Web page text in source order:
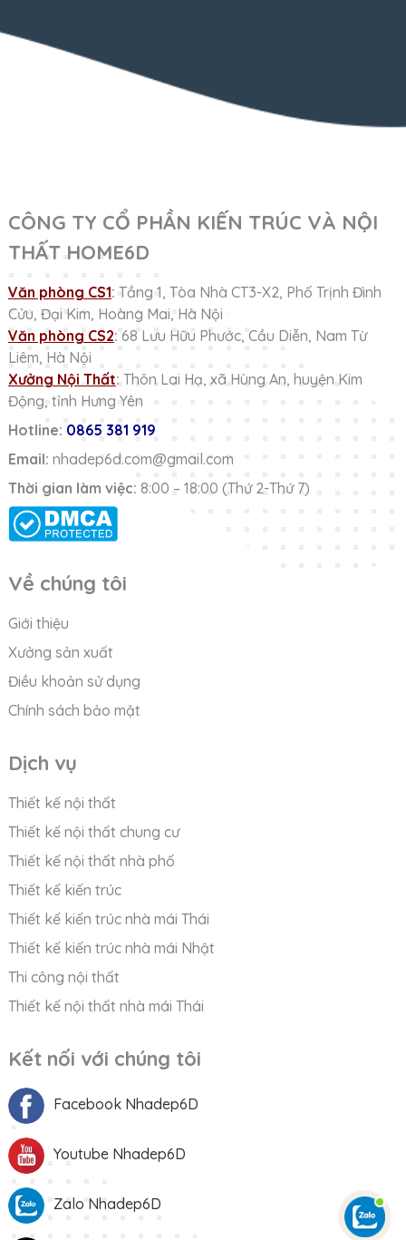
CÔNG TY CỔ PHẦN KIẾN TRÚC VÀ NỘI
THẤT HOME6D
Văn phòng CS1: Tầng 1, Tòa Nhà CT3-X2, Phố Trịnh Đình
Cửu, Đại Kim, Hoàng Mai, Hà Nội
Văn phòng CS2: 68 Lưu Hữu Phước, Cầu Diễn, Nam Từ
Liêm, Hà Nội
Xưởng Nội Thất: Thôn Lai Hạ, xã Hùng An, huyện Kim
Động, tỉnh Hưng Yên
Hotline: 0865 381 919
Email: nhadep6d.com@gmail.com
Thời gian làm việc: 8:00 – 18:00 (Thứ 2-Thứ 7)
Về chúng tôi
Giới thiệu
Xưởng sản xuất
Điều khoản sử dụng
Chính sách bảo mật
Dịch vụ
Thiết kế nội thất
Thiết kế nội thất chung cư
Thiết kế nội thất nhà phố
Thiết kế kiến trúc
Thiết kế kiến trúc nhà mái Thái
Thiết kế kiến trúc nhà mái Nhật
Thi công nội thất
Thiết kế nội thất nhà mái Thái
Kết nối với chúng tôi
Facebook Nhadep6D
Youtube Nhadep6D
Zalo Nhadep6D